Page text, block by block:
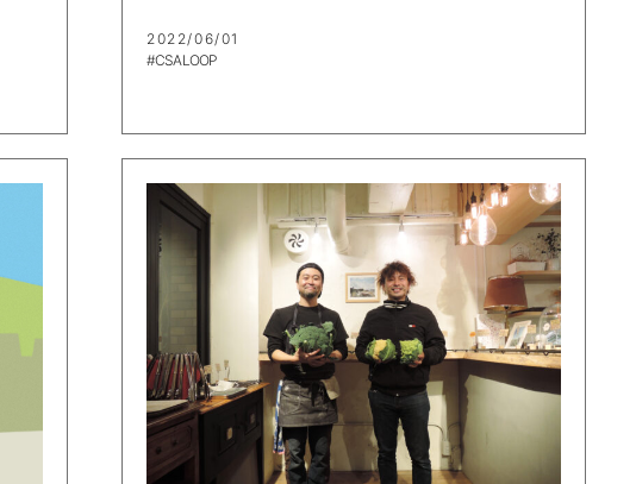
2022/06/01
#CSA LOOP